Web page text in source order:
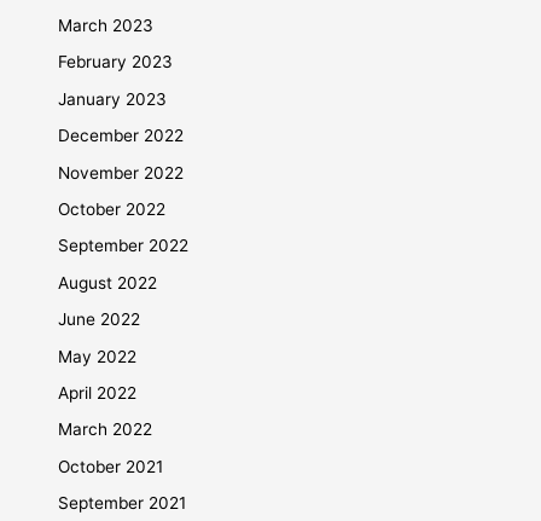
March 2023
February 2023
January 2023
December 2022
November 2022
October 2022
September 2022
August 2022
June 2022
May 2022
April 2022
March 2022
October 2021
September 2021